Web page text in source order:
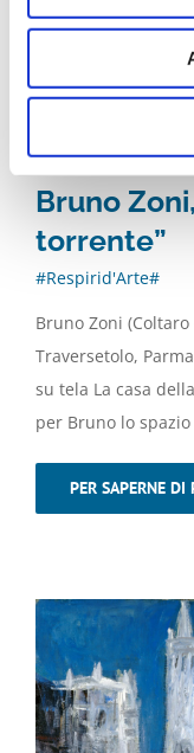
Bruno
torrente”
#Respirid'Arte#
Bruno Zoni
Traversetolo,
su tela La casa
per Bruno lo
PER SAPERNE DI